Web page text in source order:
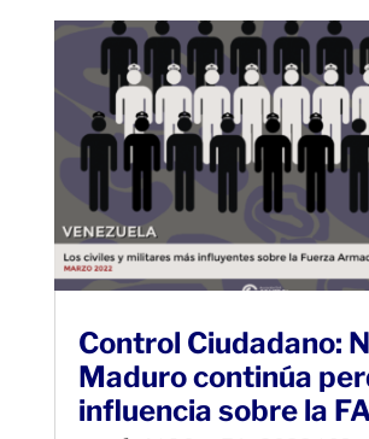
Control Ciudadano:
Maduro continúa
influencia sobre la